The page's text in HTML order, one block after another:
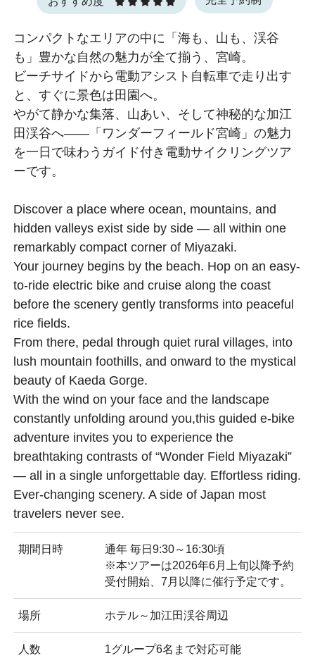
コンパクトなエリアの中に「海も、山も、渓谷
も」豊かな自然の魅力が全て揃う、宮崎。
ビーチサイドから電動アシスト自転車で走り出す
と、すぐに景色は田園へ。
やがて静かな集落、山あい、そして神秘的な加江
田渓谷へ――「ワンダーフィールド宮崎」の魅力
を一日で味わうガイド付き電動サイクリングツア
ーです。
Discover a place where ocean, mountains, and
hidden valleys exist side by side — all within one
remarkably compact corner of Miyazaki.
Your journey begins by the beach. Hop on an easy-
to-ride electric bike and cruise along the coast
before the scenery gently transforms into peaceful
rice fields.
From there, pedal through quiet rural villages, into
lush mountain foothills, and onward to the mystical
beauty of Kaeda Gorge.
With the wind on your face and the landscape
constantly unfolding around you,this guided e-bike
adventure invites you to experience the
breathtaking contrasts of “Wonder Field Miyazaki”
— all in a single unforgettable day. Effortless riding.
Ever-changing scenery. A side of Japan most
travelers never see.
期間日時
通年 毎日9:30～16:30頃
※本ツアーは2026年6月上旬以降予約
受付開始、7月以降に催行予定です。
場所 ホテル～加江田渓谷周辺
人数
1グループ6名まで対応可能